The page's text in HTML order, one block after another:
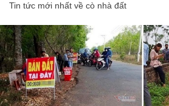
Tin tức mới nhất về cò nhà đất